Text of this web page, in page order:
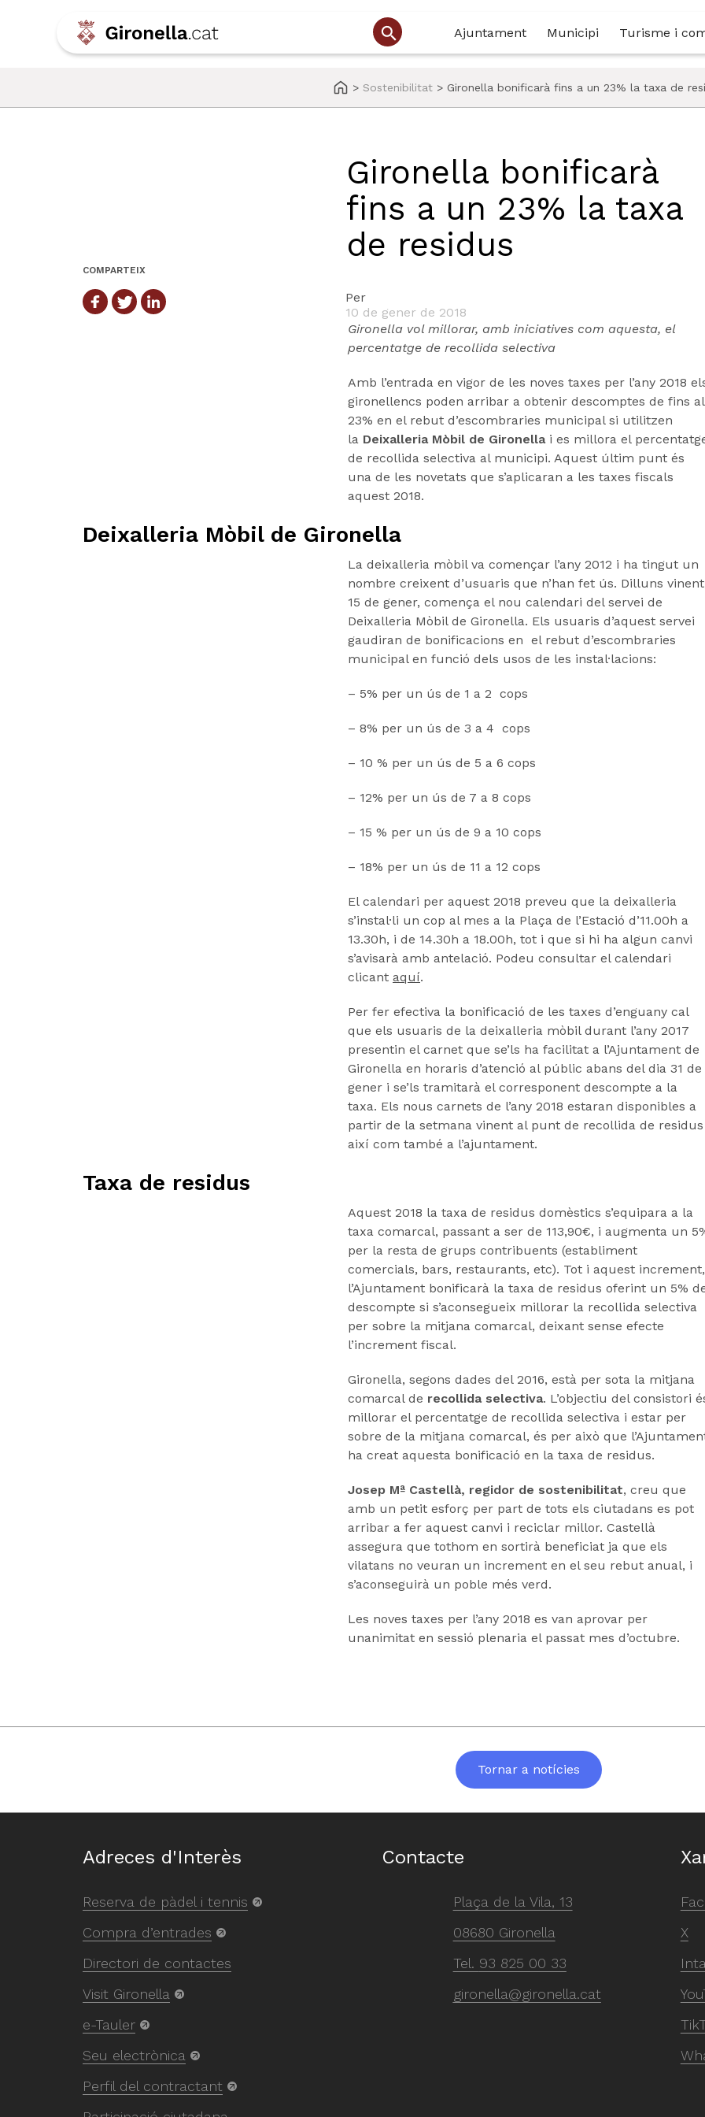
Ajuntament Municipi Turisme i
> Sostenibilitat > Gironella bonificarà fins a un 23% la taxa de
Gironella bonificarà
fins a un 23% la taxa
de residus
COMPARTEIX
Per
10 de gener de 2018
Gironella vol millorar, amb iniciatives com aquesta, el
percentatge de recollida selectiva
Amb l’entrada en vigor de les noves taxes per l’any 2018
gironellencs poden arribar a obtenir descomptes de fins al
23% en el rebut d’escombraries municipal si utilitzen
la Deixalleria Mòbil de Gironellai es millora el
de recollida selectiva al municipi. Aquest últim punt és
una de les novetats que s’aplicaran a les taxes fiscals
aquest 2018.
Deixalleria Mòbil de Gironella
La deixalleria mòbil va començar l’any 2012 i ha tingut un
nombre creixent d’usuaris que n’han fet ús. Dilluns
15 de gener, comença el nou calendari del servei de
Deixalleria Mòbil de Gironella. Els usuaris d’aquest servei
gaudiran de bonificacions en el rebut d’escombraries
municipal en funció dels usos de les instal·lacions:
– 5% per un ús de 1 a 2 cops
– 8% per un ús de 3 a 4 cops
– 10 % per un ús de 5 a 6 cops
– 12% per un ús de 7 a 8 cops
– 15 % per un ús de 9 a 10 cops
– 18% per un ús de 11 a 12 cops
El calendari per aquest 2018 preveu que la deixalleria
s’instal·li un cop al mes a la Plaça de l’Estació d’11.00h a
13.30h, i de 14.30h a 18.00h, tot i que si hi ha algun canvi
s’avisarà amb antelació. Podeu consultar el calendari
clicant aquí.
Per fer efectiva la bonificació de les taxes d’enguany cal
que els usuaris de la deixalleria mòbil durant l’any 2017
presentin el carnet que se’ls ha facilitat a l’Ajuntament de
Gironella en horaris d’atenció al públic abans del dia 31 de
gener i se’ls tramitarà el corresponent descompte a la
taxa. Els nous carnets de l’any 2018 estaran disponibles a
partir de la setmana vinent al punt de recollida de residus
així com també a l’ajuntament.
Taxa de residus
Aquest 2018 la taxa de residus domèstics s’equipara a la
taxa comarcal, passant a ser de 113,90€, i augmenta un
per la resta de grups contribuents (establiment
comercials, bars, restaurants, etc). Tot i aquest increment,
l’Ajuntament bonificarà la taxa de residus oferint un 5%
descompte si s’aconsegueix millorar la recollida selectiva
per sobre la mitjana comarcal, deixant sense efecte
l’increment fiscal.
Gironella, segons dades del 2016, està per sota la mitjana
comarcal de recollida selectiva. L’objectiu del consistori
millorar el percentatge de recollida selectiva i estar per
sobre de la mitjana comarcal, és per això que
ha creat aquesta bonificació en la taxa de residus.
Josep Mª Castellà, regidor de sostenibilitat, creu que
amb un petit esforç per part de tots els ciutadans es pot
arribar a fer aquest canvi i reciclar millor. Castellà
assegura que tothom en sortirà beneficiat ja que els
vilatans no veuran un increment en el seu rebut anual, i
s’aconseguirà un poble més verd.
Les noves taxes per l’any 2018 es van aprovar per
unanimitat en sessió plenaria el passat mes d’octubre.
Tornar a notícies
Adreces d'Interès
Reserva de pàdel i tennis
Compra d’entrades
Directori de contactes
Visit Gironella
e-Tauler
Seu electrònica
Perfil del contractant
Contacte
Plaça de la Vila, 13
08680 Gironella
Tel. 93 825 00 33
gironella@gironella.cat
X